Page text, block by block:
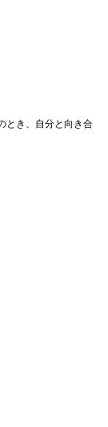
とき、自分と向き合